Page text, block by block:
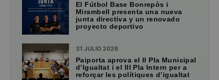
El Fútbol Base Bonrepòs i
Mirambell presenta una nueva
junta directiva y un renovado
proyecto deportivo
31 JULIO 2026
Paiporta aprova el II Pla Municipal
d’Igualtat i el III Pla Intern per a
reforçar les polítiques d’igualtat